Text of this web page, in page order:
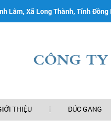
Lâm, Xã Long Thành, Tỉnh
THIỆU ĐÚC GANG